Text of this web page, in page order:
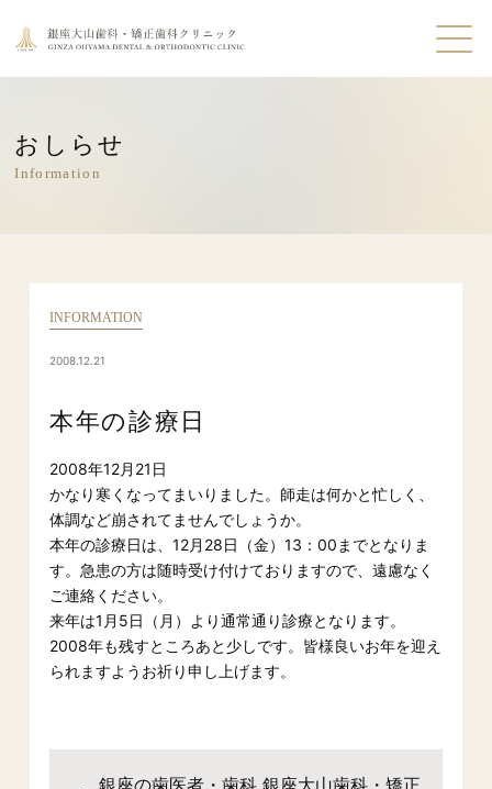
おしらせ
Information
INFORMATION
2008.12.21
本年の診療日
2008年12月21日
かなり寒くなってまいりました。師走は何かと忙しく、
体調など崩されてませんでしょうか。
本年の診療日は、12月28日（金）13：00までとなりま
す。急患の方は随時受け付けておりますので、遠慮なく
ご連絡ください。
来年は1月5日（月）より通常通り診療となります。
2008年も残すところあと少しです。皆様良いお年を迎え
られますようお祈り申し上げます。
銀座の歯医者・歯科 銀座大山歯科・矯正